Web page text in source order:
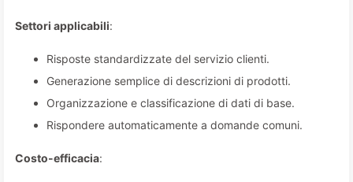
Settori applicabili:
Risposte standardizzate del servizio clienti.
Generazione semplice di descrizioni di prodotti.
Organizzazione e classificazione di dati di base.
Rispondere automaticamente a domande comuni.
Costo-efficacia: